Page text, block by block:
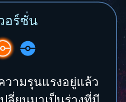
อร์ชั่น
วามรุนแรงอยู่แล้ว